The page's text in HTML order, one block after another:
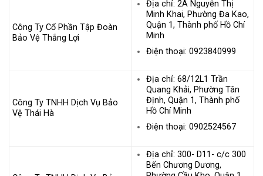
Công Ty Cổ Phần Tập Đoàn
Bảo Vệ Thắng Lợi
Địa chỉ: 2A Nguyễn Thị
Minh Khai, Phường Đa Kao,
Quận 1, Thành phố Hồ Chí
Minh
Điện thoại: 0923840999
Công Ty TNHH Dịch Vụ Bảo
Vệ Thái Hà
Địa chỉ: 68/12L1 Trần
Quang Khải, Phường Tân
Định, Quận 1, Thành phố
Hồ Chí Minh
Điện thoại: 0902524567
Địa chỉ: 300- D11- c/c 300
Bến Chương Dương,